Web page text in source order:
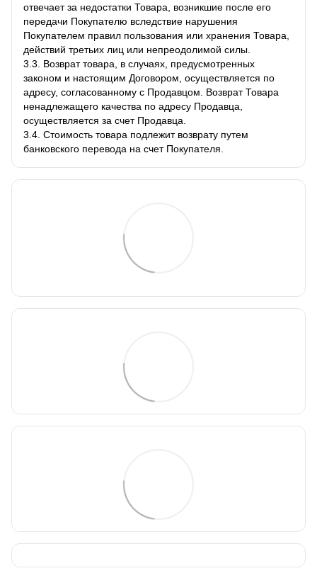
отвечает за недостатки Товара, возникшие после его
передачи Покупателю вследствие нарушения
Покупателем правил пользования или хранения Товара,
действий третьих лиц или непреодолимой силы.
3.3. Возврат товара, в случаях, предусмотренных
законом и настоящим Договором, осуществляется по
адресу, согласованному с Продавцом. Возврат Товара
ненадлежащего качества по адресу Продавца,
осуществляется за счет Продавца.
3.4. Стоимость товара подлежит возврату путем
банковского перевода на счет Покупателя.